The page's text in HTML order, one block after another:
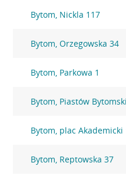
Bytom, Nickla 117
Bytom, Orzegowska 34
Bytom, Parkowa 1
Bytom, Piastów
Bytom, plac Akademicki
Bytom, Reptowska 37